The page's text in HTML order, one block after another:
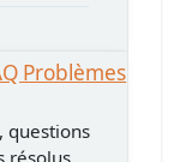
Problèmes
questions
résolus